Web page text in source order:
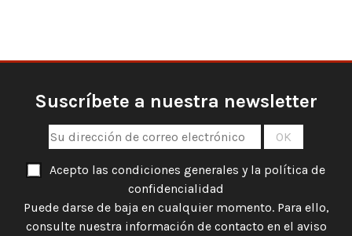
Suscríbete a nuestra newsletter
Acepto las condiciones generales y la política de
confidencialidad
Puede darse de baja en cualquier momento. Para ello,
consulte nuestra información de contacto en el aviso